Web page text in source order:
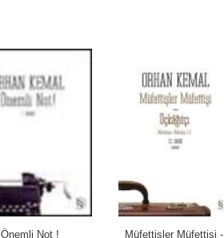
Önemli Not !
Müfettişler Müfettişi -